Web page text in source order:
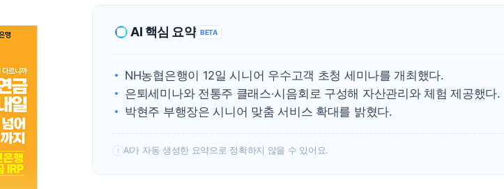
AI 핵심 요약 BETA
NH농협은행이 12일 시니어 우수고객 초청 세미나를 개최했다.
은퇴세미나와 전통주 클래스·시음회로 구성해 자산관리와 체험 제공했다.
박현주 부행장은 시니어 맞춤 서비스 확대를 밝혔다.
! AI가 자동 생성한 요약으로 정확하지 않을 수 있어요.